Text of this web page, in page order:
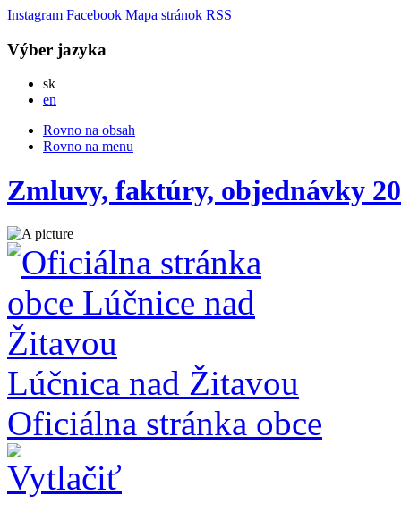
Instagram Facebook Mapa stránok RSS
Výber jazyka
skSlovensky
en
Rovno na obsah
Rovno na menu
Zmluvy, faktúry, objednávky
Lúčnica nad Žitavou
Oficiálna stránka obce